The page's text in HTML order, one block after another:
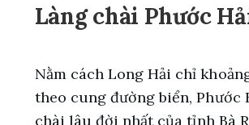
Làng chài Phước
Nằm cách Long Hải chỉ
theo cung đường biển, Phước
chài lâu đời nhất của tỉnh Bà